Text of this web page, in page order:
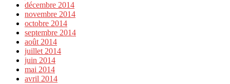
décembre 2014
novembre 2014
octobre 2014
septembre 2014
août 2014
juillet 2014
juin 2014
mai 2014
avril 2014